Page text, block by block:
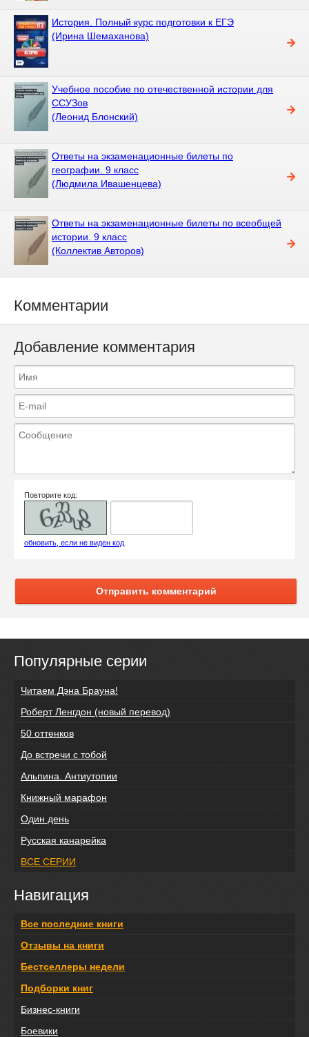
История. Полный курс подготовки к ЕГЭ
(Ирина Шемаханова)
Учебное пособие по отечественной истории для
ССУЗов
(Леонид Блонский)
Ответы на экзаменационные билеты по
географии. 9 класс
(Людмила Ивашенцева)
Ответы на экзаменационные билеты по всеобщей
истории. 9 класс
(Коллектив Авторов)
Комментарии
Добавление комментария
Повторите код:
обновить, если не виден код
Отправить комментарий
Популярные серии
Читаем Дэна Брауна!
Роберт Ленгдон (новый перевод)
50 оттенков
До встречи с тобой
Альпина. Антиутопии
Книжный марафон
Один день
Русская канарейка
ВСЕ СЕРИИ
Навигация
Все последние книги
Отзывы на книги
Бестселлеры недели
Подборки книг
Бизнес-книги
Боевики